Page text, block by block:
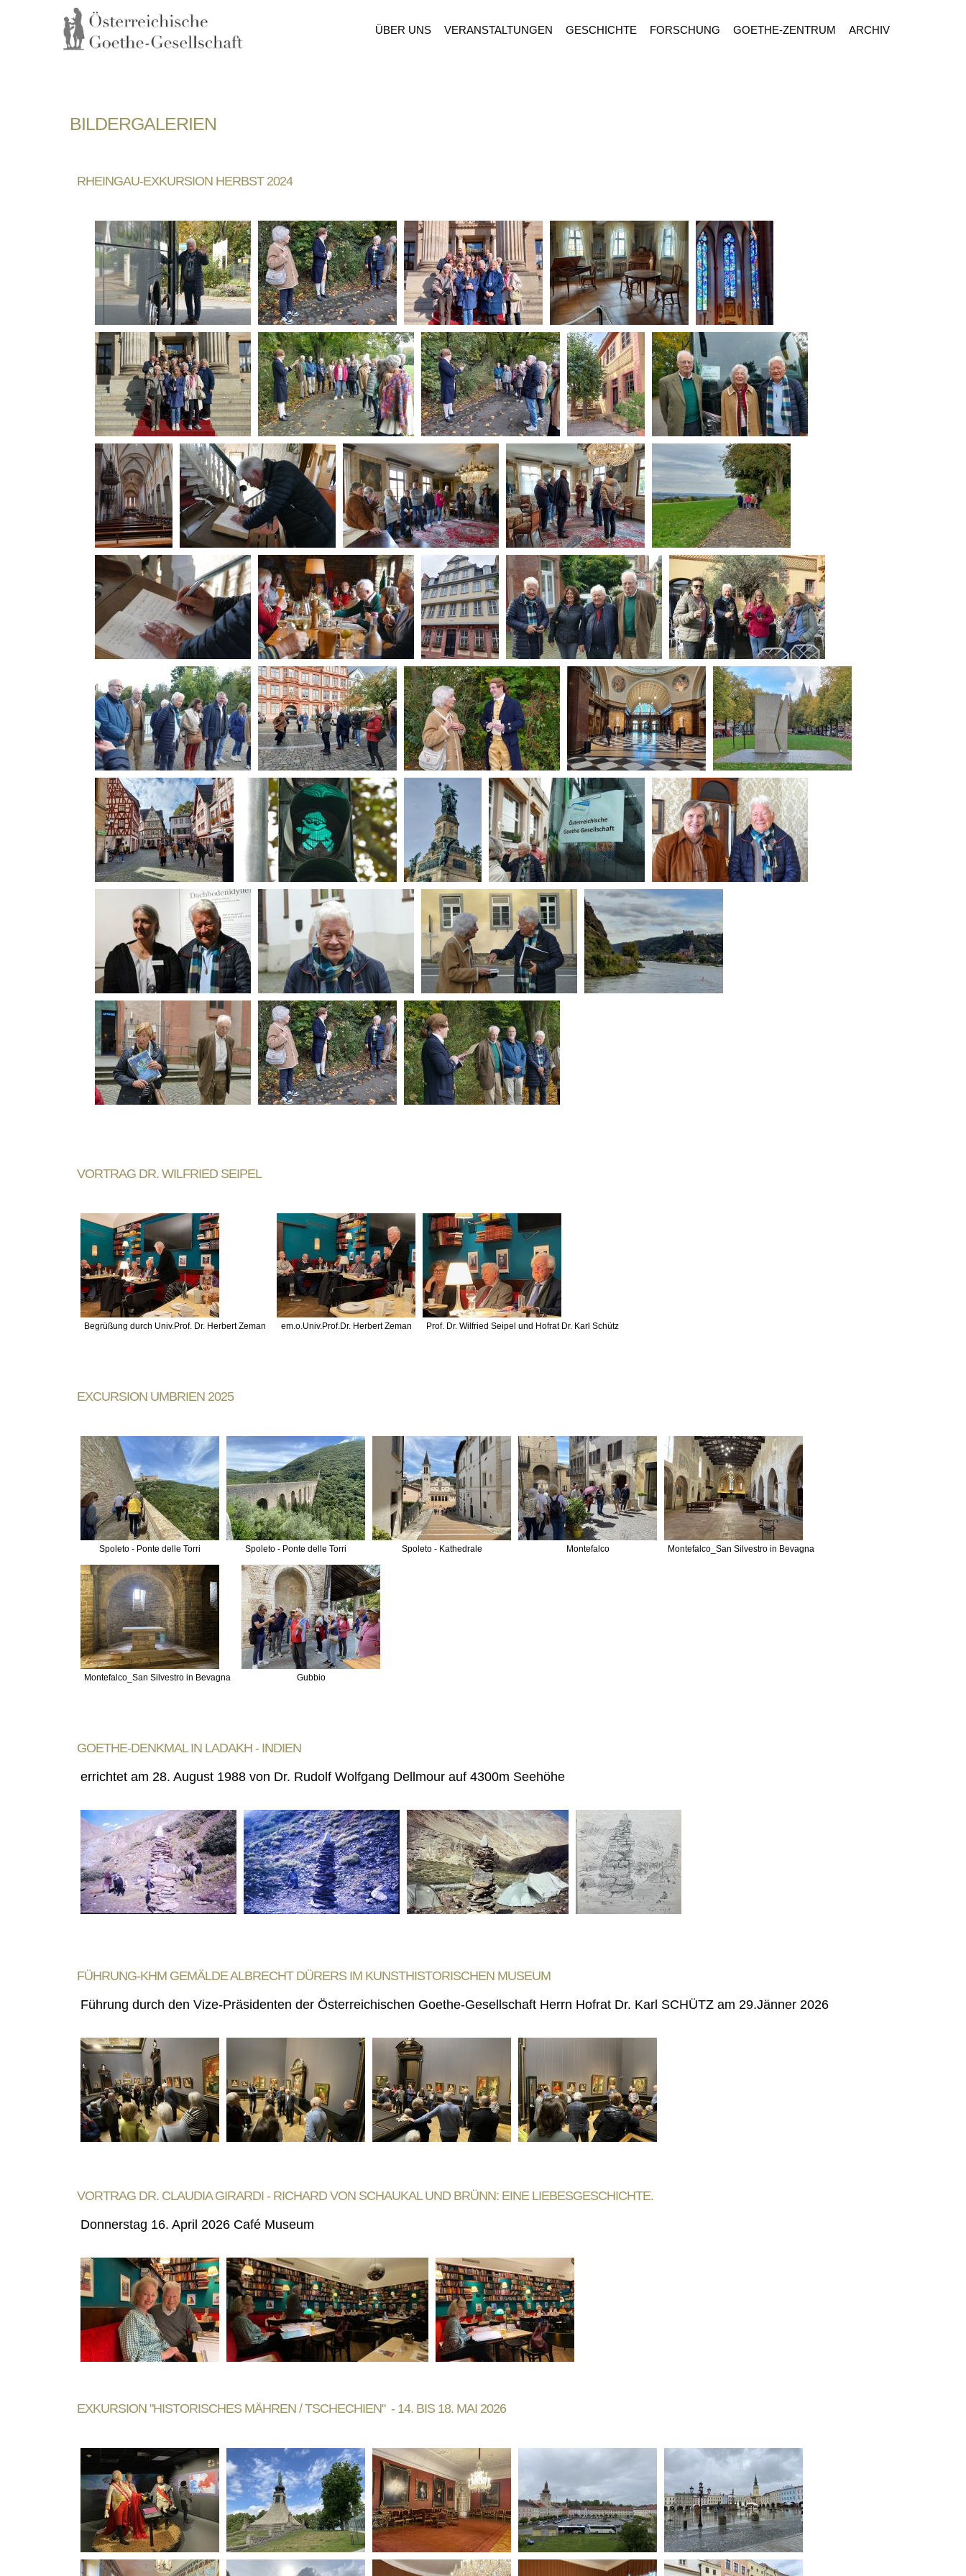
ÜBER UNS VERANSTALTUNGEN GESCHICHTE FORSCHUNG GOETHE-ZENTRUM ARCHIV
BILDERGALERIEN
RHEINGAU-EXKURSION HERBST 2024
VORTRAG DR. WILFRIED SEIPEL
Begrüßung durch Univ.Prof. Dr. Herbert Zeman em.o.Univ.Prof.Dr. Herbert Zeman Prof. Dr. Wilfried Seipel und Hofrat Dr. Karl Schütz
EXCURSION UMBRIEN 2025
Spoleto - Ponte delle Torri Spoleto - Ponte delle Torri Spoleto - Kathedrale Montefalco Montefalco_San Silvestro in Bevagna
Montefalco_San Silvestro in Bevagna Gubbio
GOETHE-DENKMAL IN LADAKH - INDIEN
errichtet am 28. August 1988 von Dr. Rudolf Wolfgang Dellmour auf 4300m Seehöhe
FÜHRUNG-KHM GEMÄLDE ALBRECHT DÜRERS IM KUNSTHISTORISCHEN MUSEUM
Führung durch den Vize-Präsidenten der Österreichischen Goethe-Gesellschaft Herrn Hofrat Dr. Karl SCHÜTZ am 29.Jänner 2026
VORTRAG DR. CLAUDIA GIRARDI - RICHARD VON SCHAUKAL UND BRÜNN: EINE LIEBESGESCHICHTE.
Donnerstag 16. April 2026 Café Museum
EXKURSION "HISTORISCHES MÄHREN / TSCHECHIEN" - 14. BIS 18. MAI 2026